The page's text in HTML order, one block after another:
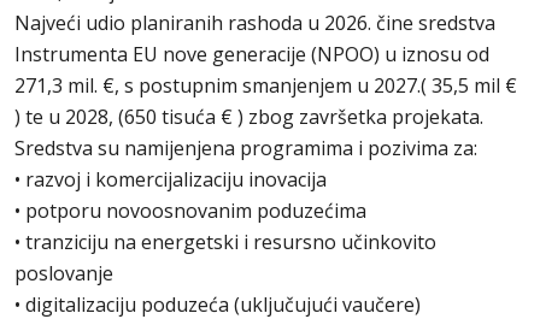
Najveći udio planiranih rashoda u 2026. čine sredstva
Instrumenta EU nove generacije (NPOO) u iznosu od
271,3 mil. €, s postupnim smanjenjem u 2027.( 35,5 mil €
) te u 2028, (650 tisuća € ) zbog završetka projekata.
Sredstva su namijenjena programima i pozivima za:
• razvoj i komercijalizaciju inovacija
• potporu novoosnovanim poduzećima
• tranziciju na energetski i resursno učinkovito
poslovanje
• digitalizaciju poduzeća (uključujući vaučere)